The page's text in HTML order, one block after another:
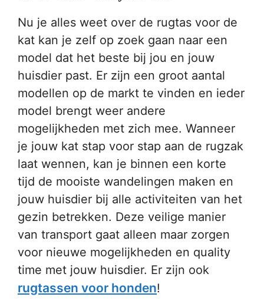
Nu je alles weet over de rugtas voor de
kat kan je zelf op zoek gaan naar een
model dat het beste bij jou en jouw
huisdier past. Er zijn een groot aantal
modellen op de markt te vinden en ieder
model brengt weer andere
mogelijkheden met zich mee. Wanneer
je jouw kat stap voor stap aan de rugzak
laat wennen, kan je binnen een korte
tijd de mooiste wandelingen maken en
jouw huisdier bij alle activiteiten van het
gezin betrekken. Deze veilige manier
van transport gaat alleen maar zorgen
voor nieuwe mogelijkheden en quality
time met jouw huisdier. Er zijn ook
rugtassen voor honden!